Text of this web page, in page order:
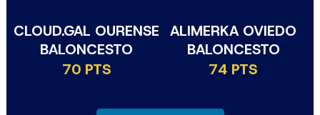
CLOUD.GAL OURENSE
BALONCESTO
70 PTS
ALIMERKA OVIEDO
BALONCESTO
74 PTS